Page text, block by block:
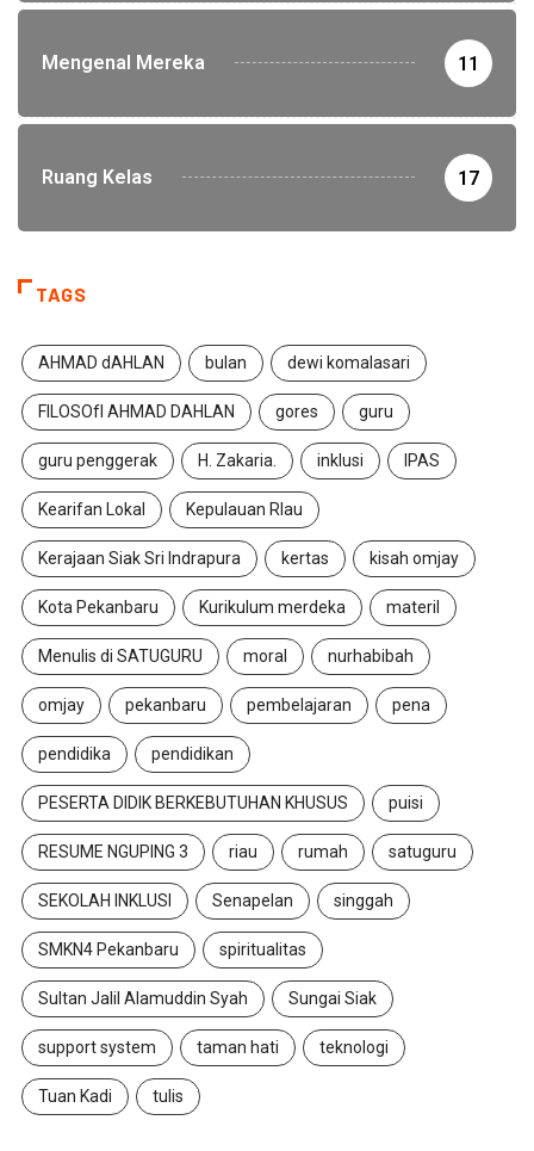
Mengenal Mereka 11
Ruang Kelas 17
TAGS
AHMAD dAHLAN bulan dewi komalasari
FILOSOfI AHMAD DAHLAN gores guru
guru penggerak H. Zakaria. inklusi IPAS
Kearifan Lokal Kepulauan RIau
Kerajaan Siak Sri Indrapura kertas kisah omjay
Kota Pekanbaru Kurikulum merdeka materil
Menulis di SATUGURU moral nurhabibah
omjay pekanbaru pembelajaran pena
pendidika pendidikan
PESERTA DIDIK BERKEBUTUHAN KHUSUS puisi
RESUME NGUPING 3 riau rumah satuguru
SEKOLAH INKLUSI Senapelan singgah
SMKN4 Pekanbaru spiritualitas
Sultan Jalil Alamuddin Syah Sungai Siak
support system taman hati teknologi
Tuan Kadi tulis